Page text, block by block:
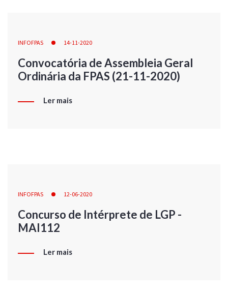
INFOFPAS 14-11-2020
Convocatória de Assembleia Geral
Ordinária da FPAS (21-11-2020)
Ler mais
INFOFPAS 12-06-2020
Concurso de Intérprete de LGP -
MAI112
Ler mais